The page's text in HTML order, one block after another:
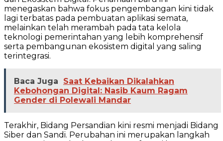
menegaskan bahwa fokus pengembangan kini tidak
lagi terbatas pada pembuatan aplikasi semata,
melainkan telah merambah pada tata kelola
teknologi pemerintahan yang lebih komprehensif
serta pembangunan ekosistem digital yang saling
terintegrasi.
Baca Juga
Saat Kebaikan Dikalahkan
Kebohongan Digital: Nasib Kaum Ragam
Gender di Polewali Mandar
Terakhir, Bidang Persandian kini resmi menjadi Bidang
Siber dan Sandi. Perubahan ini merupakan langkah